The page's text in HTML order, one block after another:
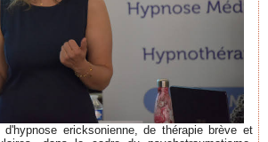
d'hypnose ericksonienne, de thérapie brève et